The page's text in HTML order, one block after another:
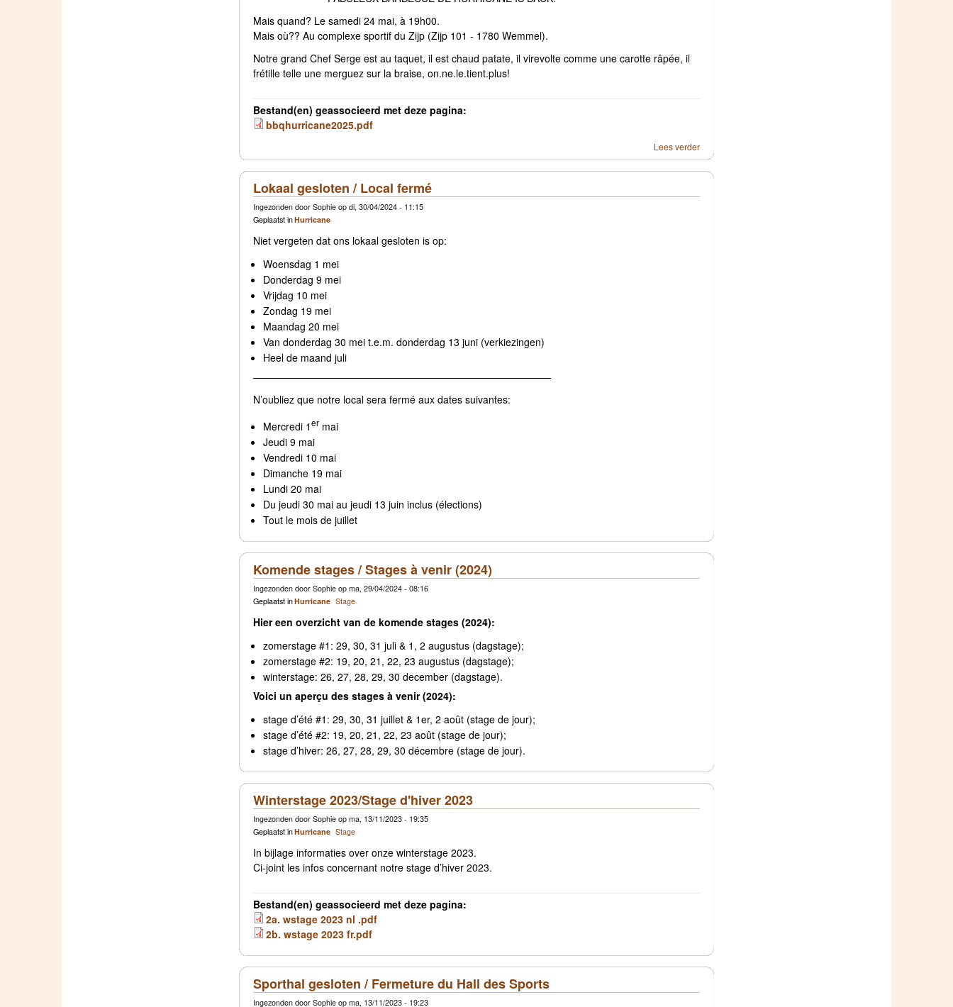
Mais quand? Le samedi 24 mai, à 19h00.
Mais où?? Au complexe sportif du Zijp (Zijp 101 - 1780 Wemmel).
Notre grand Chef Serge est au taquet, il est chaud patate, il virevolte comme une carotte râpée, il
frétille telle une merguez sur la braise, on.ne.le.tient.plus!
Bestand(en) geassocieerd met deze pagina:
bbqhurricane2025.pdf
Lees verder
Lokaal gesloten / Local fermé
Ingezonden door Sophie op di, 30/04/2024 - 11:15
Geplaatst inHurricane
Niet vergeten dat ons lokaal gesloten is op:
Woensdag 1 mei
Donderdag 9 mei
Vrijdag 10 mei
Zondag 19 mei
Maandag 20 mei
Van donderdag 30 mei t.e.m. donderdag 13 juni (verkiezingen)
Heel de maand juli
——————————————————————————————
N’oubliez que notre local sera fermé aux dates suivantes:
Mercredi 1er mai
Jeudi 9 mai
Vendredi 10 mai
Dimanche 19 mai
Lundi 20 mai
Du jeudi 30 mai au jeudi 13 juin inclus (élections)
Tout le mois de juillet
Komende stages / Stages à venir (2024)
Ingezonden door Sophie op ma, 29/04/2024 - 08:16
Geplaatst inHurricane Stage
Hier een overzicht van de komende stages (2024):
zomerstage #1: 29, 30, 31 juli & 1, 2 augustus (dagstage);
zomerstage #2: 19, 20, 21, 22, 23 augustus (dagstage);
winterstage: 26, 27, 28, 29, 30 december (dagstage).
Voici un aperçu des stages à venir (2024):
stage d’été #1: 29, 30, 31 juillet & 1er, 2 août (stage de jour);
stage d’été #2: 19, 20, 21, 22, 23 août (stage de jour);
stage d’hiver: 26, 27, 28, 29, 30 décembre (stage de jour).
Winterstage 2023/Stage d'hiver 2023
Ingezonden door Sophie op ma, 13/11/2023 - 19:35
Geplaatst inHurricane Stage
In bijlage informaties over onze winterstage 2023.
Ci-joint les infos concernant notre stage d’hiver 2023.
Bestand(en) geassocieerd met deze pagina:
2a. wstage 2023 nl .pdf
2b. wstage 2023 fr.pdf
Sporthal gesloten / Fermeture du Hall des Sports
Ingezonden door Sophie op ma, 13/11/2023 - 19:23